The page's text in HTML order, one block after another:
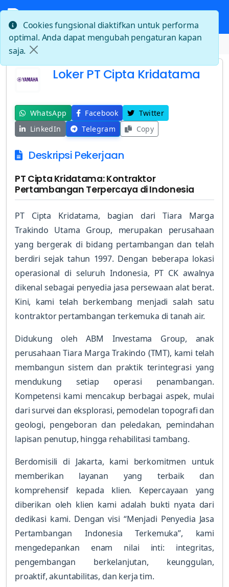
Beranda Loker PT Cipta Kridatama
Loker PT Cipta Kridatama
WhatsApp Facebook
Twitter
LinkedIn
Telegram Copy
Deskripsi Pekerjaan
PT Cipta Kridatama: Kontraktor
Pertambangan Terpercaya di Indonesia
PT Cipta Kridatama, bagian dari Tiara Marga
Trakindo Utama Group, merupakan perusahaan
yang bergerak di bidang pertambangan dan telah
berdiri sejak tahun 1997. Dengan beberapa lokasi
operasional di seluruh Indonesia, PT CK awalnya
dikenal sebagai penyedia jasa persewaan alat berat.
Kini, kami telah berkembang menjadi salah satu
kontraktor pertambangan terkemuka di tanah air.
Didukung oleh ABM Investama Group, anak
perusahaan Tiara Marga Trakindo (TMT), kami telah
membangun sistem dan praktik terintegrasi yang
mendukung setiap operasi penambangan.
Kompetensi kami mencakup berbagai aspek, mulai
dari survei dan eksplorasi, pemodelan topografi dan
geologi, pengeboran dan peledakan, pemindahan
lapisan penutup, hingga rehabilitasi tambang.
Berdomisili di Jakarta, kami berkomitmen untuk
memberikan layanan yang terbaik dan
komprehensif kepada klien. Kepercayaan yang
diberikan oleh klien kami adalah bukti nyata dari
dedikasi kami. Dengan visi “Menjadi Penyedia Jasa
Pertambangan Indonesia Terkemuka”, kami
mengedepankan enam nilai inti: integritas,
pengembangan berkelanjutan, keunggulan,
proaktif, akuntabilitas, dan kerja tim.
Cookies fungsional diaktifkan untuk performa
optimal. Anda dapat mengubah pengaturan kapan
saja.